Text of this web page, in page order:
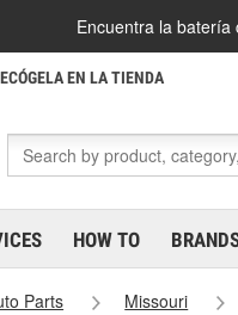
Encuentra la
EN LA TIENDA
HOW TO
Parts Missouri